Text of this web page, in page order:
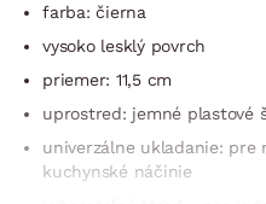
farba: čierna
vysoko lesklý povrch
priemer: 11,5 cm
uprostred: jemné plastové
univerzálne ukladanie: pre
kuchynské náčinie